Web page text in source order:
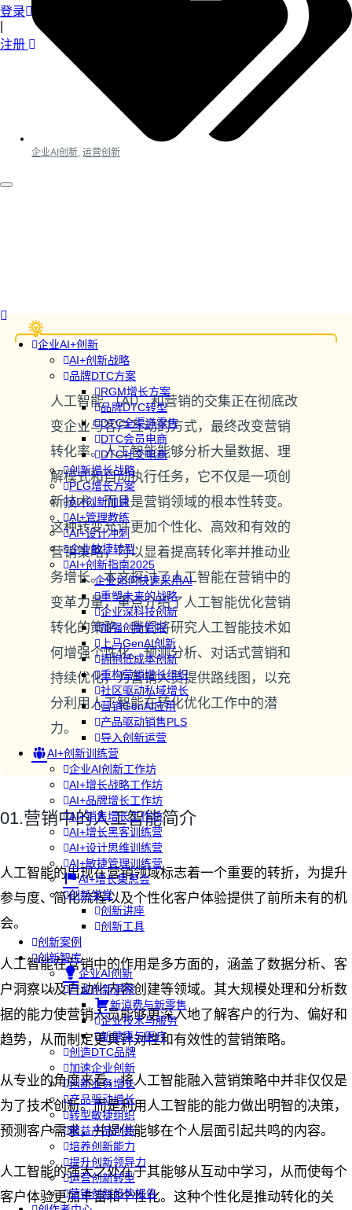
登录
注册
企业AI+创新
AI+创新战略
品牌DTC方案
RGM增长方案
品牌DTC转型
DTC全渠道零售
DTC会员电商
DTC社交电商
创新增长战略
PLG增长方案
AI+创新加速
AI+管理教练
AI+设计冲刺
企业敏捷转型
AI+创新指南2025
企业如何快速采用AI
重塑未来的战略
企业深科技创新
加强创新管控
上马GenAI创新
拥抱低成本创新
重构营销增长组织
社区驱动私域增长
营销GenAI应用
产品驱动销售PLS
导入创新运营
AI+创新训练营
企业AI创新工作坊
AI+增长战略工作坊
AI+品牌增长工作坊
AI+销售增长工作坊
AI+增长黑客训练营
AI+设计思维训练营
AI+敏捷管理训练营
AI+增长集思会
创新学堂
创新讲座
创新工具
创新案例
创新智库
企业AI创新
产业创新洞察
新消费与新零售
企业技术与服务
新健康与医疗
创造DTC品牌
加速企业创新
创新业务增长
产品驱动增长
转型敏捷组织
精益产品创新
培养创新能力
提升创新领导力
运营创新转型
营销创新趋势报告
企业AI创新 运营创新
人工智能 （AI） 和营销的交集正在彻底改
变企业与客户互动的方式，最终改变营销
转化率。人工智能能够分析大量数据、理
解模式和自动执行任务，它不仅是一项创
新技术，而且是营销领域的根本性转变。
这种转变允许更加个性化、高效和有效的
营销策略，可以显着提高转化率并推动业
务增长。本文探讨了人工智能在营销中的
变革力量，重点介绍了人工智能优化营销
转化的策略。我们将研究人工智能技术如
何增强个性化、预测分析、对话式营销和
持续优化，为营销人员提供路线图，以充
分利用人工智能在转化优化工作中的潜
力。
01.营销中的人工智能简介
人工智能的出现在营销领域标志着一个重要的转折，为提升
参与度、简化流程以及个性化客户体验提供了前所未有的机
会。
人工智能在营销中的作用是多方面的，涵盖了数据分析、客
户洞察以及自动化内容创建等领域。其大规模处理和分析数
据的能力使营销人员能够更深入地了解客户的行为、偏好和
趋势，从而制定更具针对性和有效性的营销策略。
从专业的角度来看，将人工智能融入营销策略中并非仅仅是
为了技术创新。而是利用人工智能的能力做出明智的决策，
预测客户需求，并提供能够在个人层面引起共鸣的内容。
人工智能的强大之处在于其能够从互动中学习，从而使每个
客户体验更加丰富和个性化。这种个性化是推动转化的关